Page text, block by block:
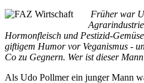
Früher war
Hormonfleisch und Pestizid-
giftigem Humor vor Veganismus -
Co zu Gegnern. Wer ist dieser
Als Udo Pollmer ein junger Mann